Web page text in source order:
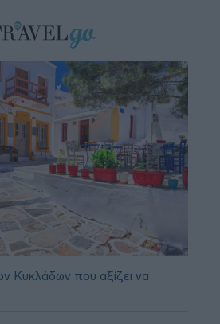
Κυκλάδων που αξίζει να